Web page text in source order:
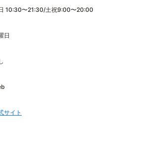
10:30〜21:30/土祝9:00〜20:00
日
サイト